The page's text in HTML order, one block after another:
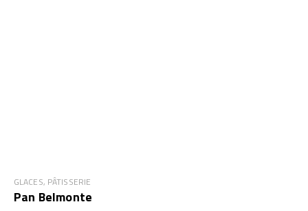
GLACES, PÂTISSERIE
Pan Belmonte